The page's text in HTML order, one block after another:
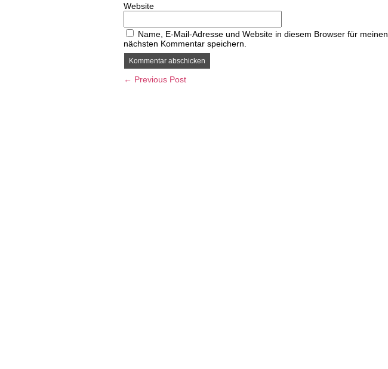
Website
Name, E-Mail-Adresse und Website in diesem Browser für meinen
nächsten Kommentar speichern.
← Previous Post